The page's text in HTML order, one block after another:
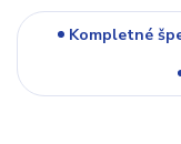
Kompletné